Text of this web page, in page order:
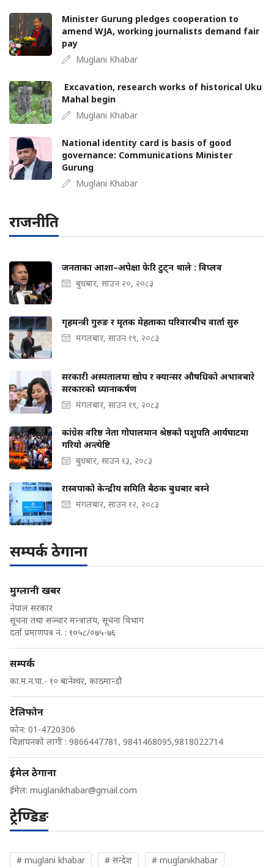
Minister Gurung pledges cooperation to
amend WJA, working journalists demand fair
pay
Muglani Khabar
Excavation, research works of historical Uku
Mahal begin
Muglani Khabar
National identity card is basis of good
governance: Communications Minister
Gurung
Muglani Khabar
राजनीति
जनताका आशा–अपेक्षा फेरि टुट्न थाले : विप्लव
बुधबार, साउन २०, २०८३
गृहमन्त्री गुरुङ र मृतक मेहताका परिवारबीच वार्ता सुरु
मंगलबार, साउन १९, २०८३
सरकारी अस्पतालमा खोप र क्यान्सर औषधिको अभावबारे
सरकारको ध्यानाकर्षण
मंगलबार, साउन १९, २०८३
कांग्रेस वरिष्ठ नेता गोपालमान श्रेष्ठको पशुपति आर्यघाटमा
गरियो अन्त्येष्टि
बुधबार, साउन १३, २०८३
रास्वपाको केन्द्रीय समिति बैठक बुधबार बस्ने
मंगलबार, साउन १२, २०८३
सम्पर्क ठेगाना
मुग्लानी खबर
नेपाल सरकार
सूचना तथा सञ्चार मन्त्रालय, सूचना विभाग
दर्ता प्रमाणपत्र नं. : १०५८/०७५-७६
सम्पर्क
का.म.न.पा.- १० बानेश्वर, काठमान्डौ
टेलिफोन
फोन: 01-4720306
विज्ञापनको लागी : 9866447781, 9841468095,9818022714
ईमेल ठेगाना
ईमेल: muglanikhabar@gmail.com
ट्रेण्डिङ
# muglani khabar # सन्देश # muglanikhabar